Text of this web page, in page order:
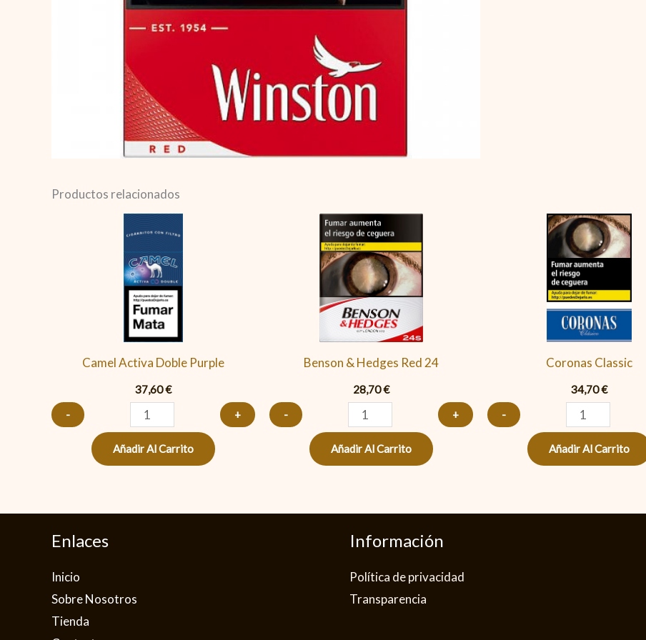
Productos relacionados
Camel Activa Doble Purple
37,60€
-
Doble
Purple
cantidad
+
Añadir Al Carrito
Benson & Hedges Red 24
28,70€
-
Benson
&
Hedges
Red
24
cantidad
+
Añadir Al Carrito
Coronas Classic
34,70€
-
Coronas
Classic
cantidad
Añadir Al Carrito
Enlaces
Inicio
Sobre Nosotros
Tienda
Información
Política de privacidad​
Transparencia